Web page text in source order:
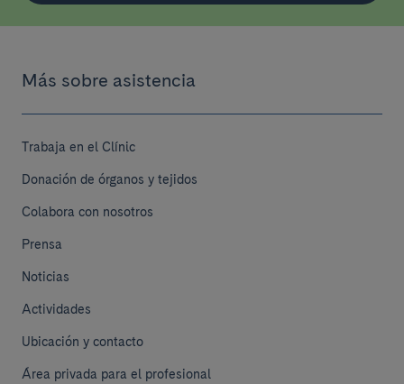
Más sobre asistencia
Trabaja en el Clínic
Donación de órganos y tejidos
Colabora con nosotros
Prensa
Noticias
Actividades
Ubicación y contacto
Área privada para el profesional